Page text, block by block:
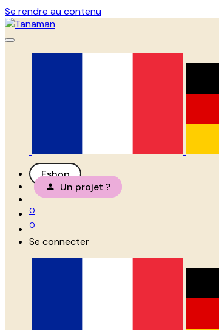
Se rendre au contenu
Eshop
Un projet ?
0
0
Se connecter